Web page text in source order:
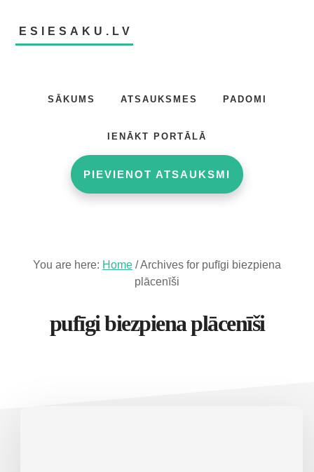
main
footerESIESAKU.LV
SĀKUMS ATSAUKSMES PADOMI
IENĀKT PORTĀLĀ
PIEVIENOT ATSAUKSMI
You are here: Home /Archives for pufīgi biezpiena
plācenīši
pufīgi biezpiena plācenīši